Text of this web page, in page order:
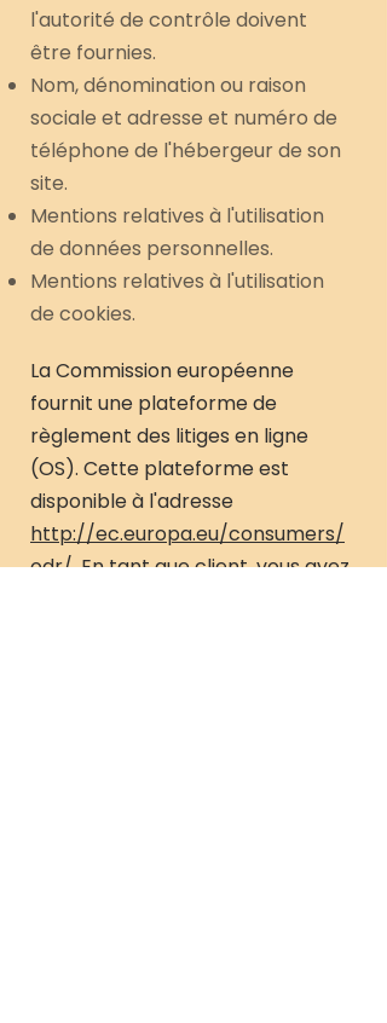
l'autorité de contrôle doivent
être fournies. ​​​
Nom, dénomination ou raison
sociale et adresse et numéro de
téléphone de l'hébergeur de son
site.
Mentions relatives à l'utilisation
de données personnelles.
Mentions relatives à l'utilisation
de cookies.
La Commission européenne
fournit une plateforme de
règlement des litiges en ligne
(OS). Cette plateforme est
disponible à l'adresse
http://ec.europa.eu/consumers/
odr/. En tant que client, vous avez